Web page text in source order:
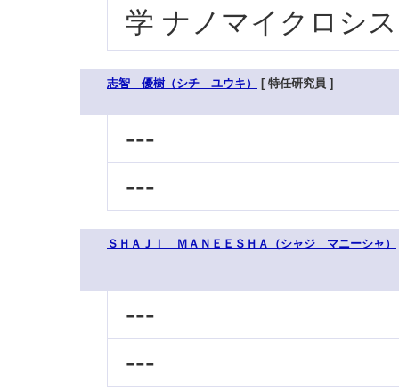
学 ナノマイクロシ
志智 優樹（シチ ユウキ） [ 特任研究員 ]
---
---
ＳＨＡＪＩ ＭＡＮＥＥＳＨＡ（シャジ マニーシャ）
---
---